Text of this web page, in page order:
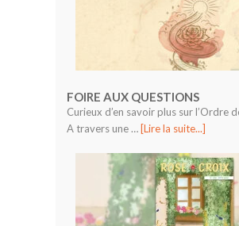
FOIRE AUX QUESTIONS
Curieux d’en savoir plus sur l’Ordre
A travers une … [Lire la suite...]